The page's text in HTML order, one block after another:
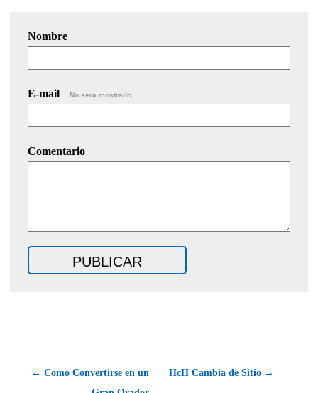
Nombre
E-mail No será mostrado.
Comentario
← Como Convertirse en un
HcH Cambia de Sitio →